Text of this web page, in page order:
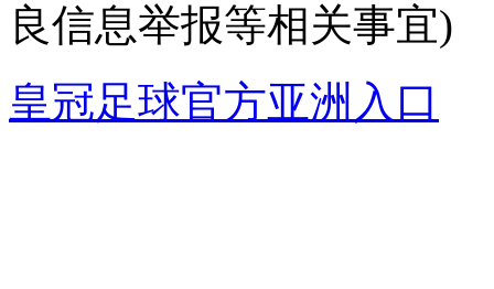
良信息举报等相关事宜)
皇冠足球官方亚洲入口